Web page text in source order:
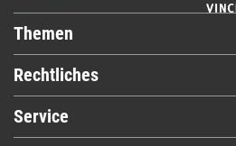
Themen
Rechtliches
Service